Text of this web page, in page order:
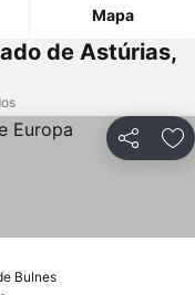
Mapa
de Astúrias,
Partilhar
Bulnes